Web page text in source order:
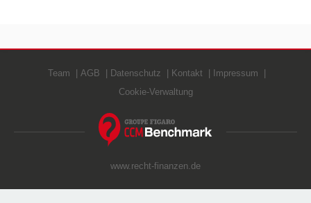
Team AGB Datenschutz Kontakt
Impressum
Cookie-Verwaltung
www.recht-finanzen.de